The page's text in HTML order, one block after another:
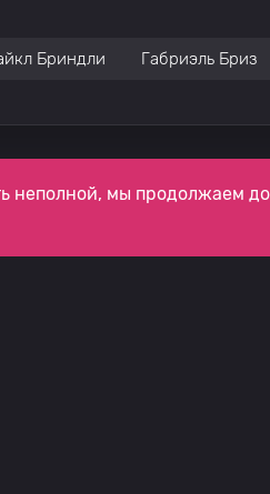
Бриндли Габриэль Бриз
мы продолжаем